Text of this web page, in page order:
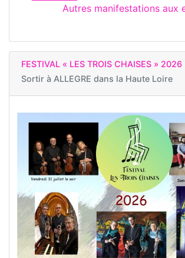
Autres manifestations aux
FESTIVAL « LES TROIS CHAISES » 2026
Sortir à ALLEGRE dans la Haute Loire